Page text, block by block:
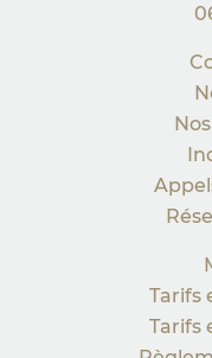
Tarifs
Tarifs